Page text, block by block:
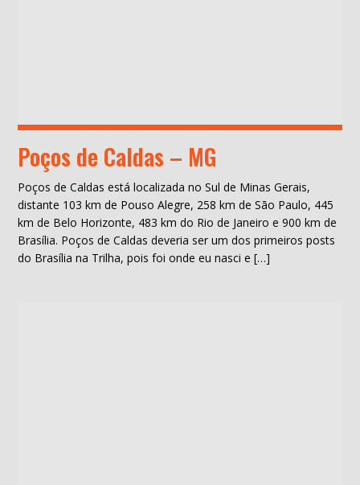
Poços de Caldas – MG
Poços de Caldas está localizada no Sul de Minas Gerais,
distante 103 km de Pouso Alegre, 258 km de São Paulo, 445
km de Belo Horizonte, 483 km do Rio de Janeiro e 900 km de
Brasília. Poços de Caldas deveria ser um dos primeiros posts
do Brasília na Trilha, pois foi onde eu nasci e […]